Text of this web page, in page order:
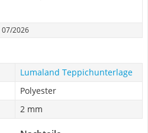
07/2026
Lumaland Teppichunterlage
Polyester
2 mm